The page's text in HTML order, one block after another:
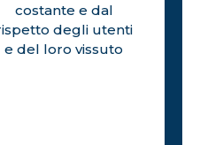
costante e dal
degli utenti
e del loro vissuto